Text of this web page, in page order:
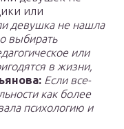
или
девушка не нашла
выбирать
или
в жизни,
Если все-
как более
психологию и